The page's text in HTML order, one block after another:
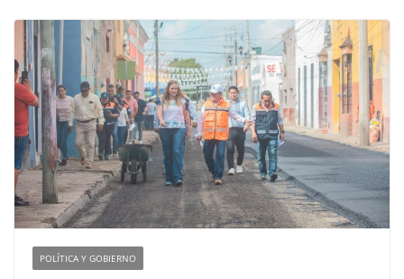
POLÍTICA Y GOBIERNO